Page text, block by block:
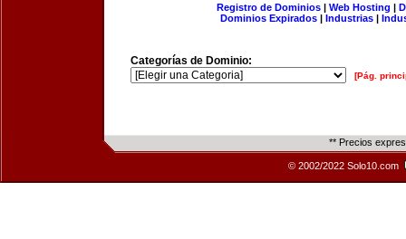
Registro de Dominios| Web Hosting |
Dominios Expirados | Industrias |
Categorías de Dominio:
[Pág.
** Precios
© 2002/2022 Solo10.com